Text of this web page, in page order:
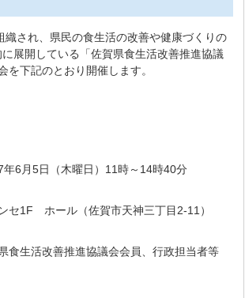
織され、県民の食生活の改善や健康づくりの
展開している「佐賀県食生活改善推進協議
を下記のとおり開催します。
5日（木曜日）11時～14時40分
ホール（佐賀市天神三丁目2-11）
活改善推進協議会会員、行政担当者等